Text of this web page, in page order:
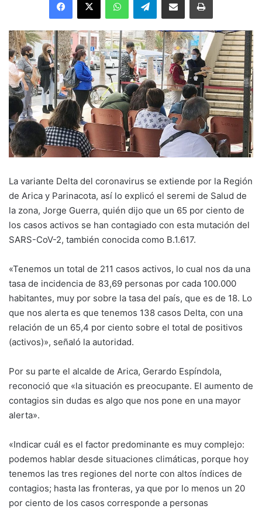
La variante Delta del coronavirus se extiende por la Región
de Arica y Parinacota, así lo explicó el seremi de Salud de
la zona, Jorge Guerra, quién dijo que un 65 por ciento de
los casos activos se han contagiado con esta mutación del
SARS-CoV-2, también conocida como B.1.617.
«Tenemos un total de 211 casos activos, lo cual nos da una
tasa de incidencia de 83,69 personas por cada 100.000
habitantes, muy por sobre la tasa del país, que es de 18. Lo
que nos alerta es que tenemos 138 casos Delta, con una
relación de un 65,4 por ciento sobre el total de positivos
(activos)», señaló la autoridad.
Por su parte el alcalde de Arica, Gerardo Espíndola,
reconoció que «la situación es preocupante. El aumento de
contagios sin dudas es algo que nos pone en una mayor
alerta».
«Indicar cuál es el factor predominante es muy complejo:
podemos hablar desde situaciones climáticas, porque hoy
tenemos las tres regiones del norte con altos índices de
contagios; hasta las fronteras, ya que por lo menos un 20
por ciento de los casos corresponde a personas